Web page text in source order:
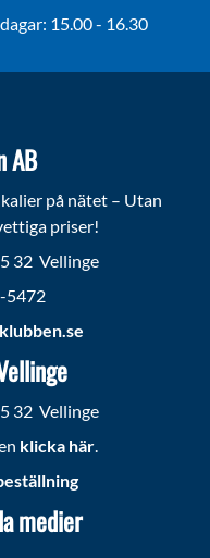
15.00 - 16.30
AB
på nätet – Utan
priser!
32 Vellinge
5472
32 Vellinge
klicka här.
medier